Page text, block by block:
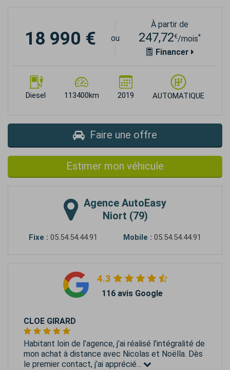
Diesel 113400km 2019 AUTOMATIQUE
18 990 € ou
À partir de
247,72€/mois*
Financer
Faire une offre
Estimer mon véhicule
Agence AutoEasy
Niort (79)
Fixe : 05.54.54.44.91 Mobile : 05.54.54.44.91
4.3
116 avis Google
CLOE GIRARD
Habitant loin de l’agence, j’ai réalisé l’intégralité de
mon achat à distance avec Nicolas et Noëlla. Dès
le premier contact, j’ai apprécié...